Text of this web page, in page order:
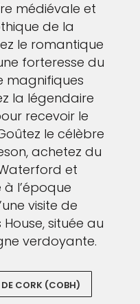
médiévale et
de la
le romantique
forteresse du
magnifiques
la légendaire
recevoir le
le célèbre
achetez du
et
l’époque
visite de
située au
verdoyante.
DE CORK (COBH)